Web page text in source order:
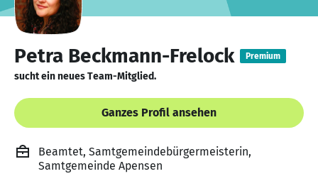
Petra Beckmann-Frelock Premium
sucht ein neues Team-Mitglied.
Ganzes Profil ansehen
Beamtet, Samtgemeindebürgermeisterin,
Samtgemeinde Apensen